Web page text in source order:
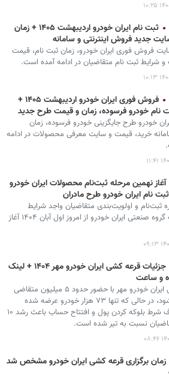
ثبت نام ایران خودرو اردیبهشت ۱۴۰۵ + زمان
جدید فروش اینترنتی و سامانه
فروش فوری ایران خودرو، زمان ثبت نام، قیمت
شرایط ثبت نام متقاضیان در ادامه آمده است.
فروش فوری ایران خودرو اردیبهشت ۱۴۰۵ +
نام خودرو فرسوده، زمان و قیمت طرح جدید
خودرو طرح جایگزینی خودرو فرسوده، زمان
خرید، قیمت و سایت معرفی محصولات در ادامه
آغاز نهمین مرحله ثبت‌نام محصولات ایران‌ خودرو
ثبت نام ایران خودرو طرح مادران
ثبت‌نام و اولویت‌بندی متقاضیان واجد شرایط
محصولات گروه صنعتی ایران‌ خودرو از امروز اول آبان‌ ۱۴۰۴ آغاز
جزئیات قرعه کشی ایران‌ خودرو مهر ۱۴۰۴ + لینک
و ساعت
قرعه کشی ایران‌ خودرو مهر با حضور حدود ۵ میلیون متقاضی
برگزار می‌شود، در حالی که تنها ۷۳ هزار خودرو عرضه شده
است. حذف شرط بلوکه کردن پول و افتتاح حساب باعث رشد ۱۰
نسبت به تیر شده است.
زمان برگزاری قرعه کشی ایران خودرو مشخص شد